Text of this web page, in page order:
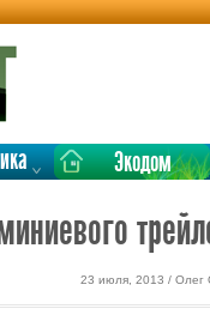
Экодом
23 июля, 2013 / Олег